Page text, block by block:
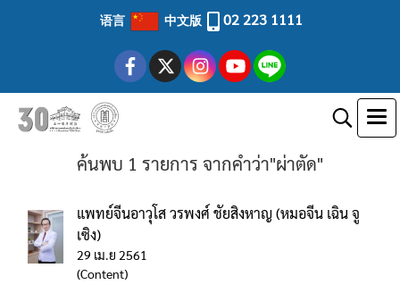
语言 中文版 02 223 1111
ค้นพบ 1 รายการ จากคำว่า"ผ่าตัด"
แพทย์จีนอาวุโส วรพงศ์ ชัยสิงหาญ (หมอจีน เฉิน จู
เซิง)
29 เม.ย 2561
(Content)